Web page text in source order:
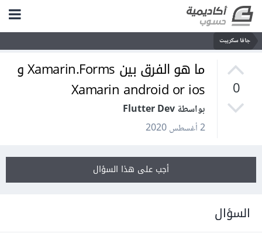
جافا سكريبت
0
ما هو الفرق بين Xamarin.Forms و
Xamarin android or ios
بواسطة Flutter Dev
2 أغسطس 2020
أجب على هذا السؤال
السؤال